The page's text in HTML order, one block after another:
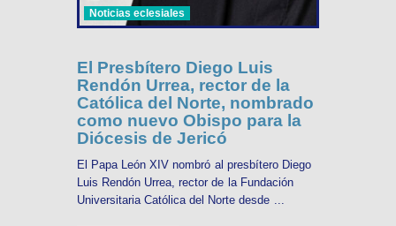
Noticias eclesiales
El Presbítero Diego Luis
Rendón Urrea, rector de la
Católica del Norte, nombrado
como nuevo Obispo para la
Diócesis de Jericó
El Papa León XIV nombró al presbítero Diego
Luis Rendón Urrea, rector de la Fundación
Universitaria Católica del Norte desde ...